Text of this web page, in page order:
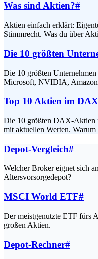
Was sind Aktien?#
Aktien einfach erklärt:
Stimmrecht. Was du über
Die 10 größten
Die 10 größten
Microsoft, NVIDIA,
Top 10 Aktien im
Die 10 größten DAX-Aktien
mit aktuellen Werten.
Depot-Vergleich#
Welcher Broker eignet sich
Altersvorsorgedepot?
MSCI World ETF#
Der meistgenutzte ETF fürs
großen Aktien.
Depot-Rechner#